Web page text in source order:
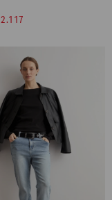
2.117